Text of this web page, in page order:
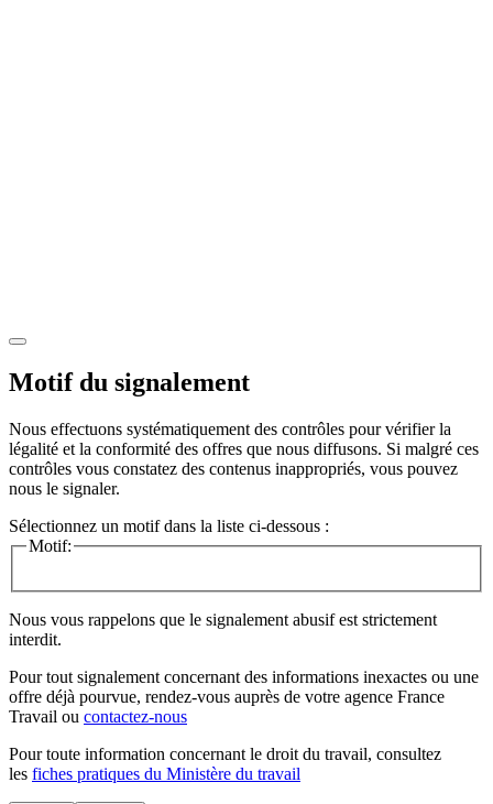
Motif du signalement
Nous effectuons systématiquement des contrôles pour vérifier la
légalité et la conformité des offres que nous diffusons. Si malgré ces
contrôles vous constatez des contenus inappropriés, vous pouvez
nous le signaler.
Sélectionnez un motif dans la liste ci-dessous :
Motif:
Nous vous rappelons que le signalement abusif est strictement
interdit.
Pour tout signalement concernant des informations inexactes ou une
offre déjà pourvue, rendez-vous auprès de votre agence France
Travail ou contactez-nous
Pour toute information concernant le droit du travail, consultez
les fiches pratiques du Ministère du travail